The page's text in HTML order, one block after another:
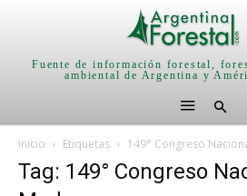
Fuente de información forestal,
ambiental de Argentina y
Inicio Etiquetas 149° Congreso
Tag: 149° Congreso